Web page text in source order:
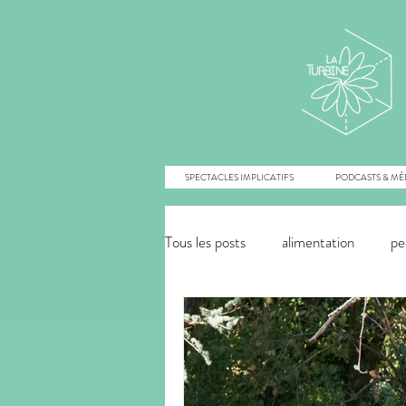
SPECTACLES IMPLICATIFS PODCASTS &
Tous les posts alimentation
énergies renouvelables
innovation monétaire